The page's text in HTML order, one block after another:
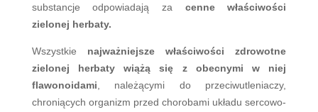
substancje odpowiadają za cenne właściwości
zielonej herbaty.
Wszystkie najważniejsze właściwości zdrowotne
zielonej herbaty wiążą się z obecnymi w niej
flawonoidami , należącymi do przeciwutleniaczy,
chroniących organizm przed chorobami układu sercowo-